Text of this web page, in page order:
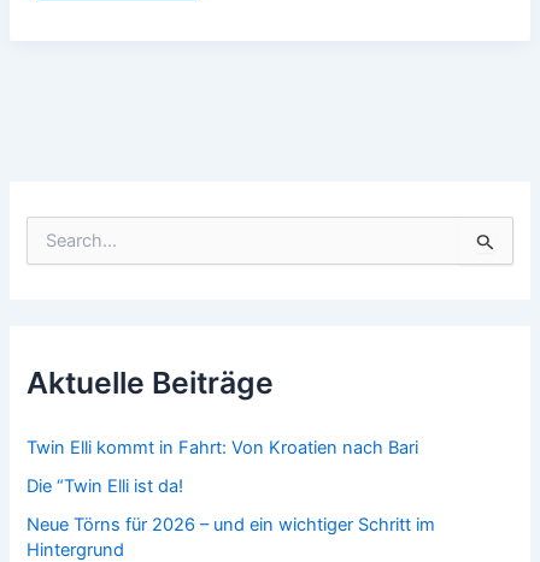
n
a
h
Aktuelle Beiträge
Twin Elli kommt in Fahrt: Von Kroatien nach Bari
Die “Twin Elli ist da!
Neue Törns für 2026 – und ein wichtiger Schritt im
Hintergrund